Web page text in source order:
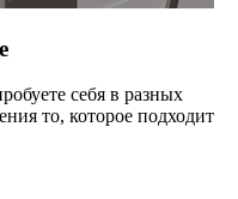
себя в разных
то, которое подходит